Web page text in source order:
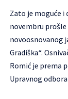
Zato je moguće i
novembru
novoosnovanog
Gradiška“.
Romić je prema
Upravnog odbora